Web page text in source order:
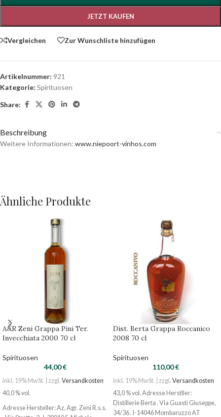
JETZT KAUFEN
Vergleichen Zur Wunschliste hinzufügen
Artikelnummer: 921
Kategorie: Spirituosen
Share:
Beschreibung
Weitere Informationen: www.niepoort-vinhos.com
Ähnliche Produkte
A&R Zeni Grappa Pini Ter.
Invecchiata 2000 70 cl
Spirituosen
44,00€
inkl. 19% MwSt. | zzgl. Versandkosten
40,0 % vol.
Adresse Hersteller: Az. Agr. Zeni R.s.s.
Dist. Berta Grappa Roccanico
2008 70 cl
Spirituosen
110,00€
inkl. 19% MwSt. | zzgl. Versandkosten
43,0 % vol. Adresse Herstller:
Distillerie Berta . Via Guasti Giuseppe,
34/36 . I-14046 Mombaruzzo AT